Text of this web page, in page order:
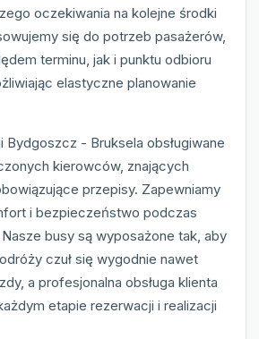
oczekiwania na kolejne środki
się do potrzeb pasażerów,
terminu, jak i punktu odbioru
elastyczne planowanie
Bydgoszcz - Bruksela obsługiwane
kierowców, znających
przepisy. Zapewniamy
i bezpieczeństwo podczas
busy są wyposażone tak, aby
czuł się wygodnie nawet
a profesjonalna obsługa klienta
etapie rezerwacji i realizacji